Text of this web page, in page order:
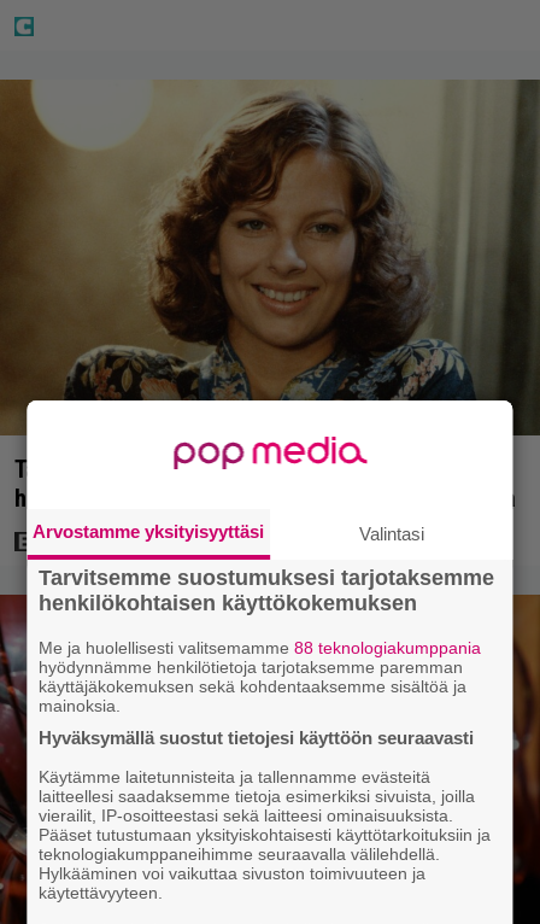
Tänän tv:ssä: Esko Salminen ja Satu Silvo tekevät
hienot pääroolit vuoden 1984 menestyselokuvassa
Arvostamme yksityisyyttäsi Valintasi
Tarvitsemme suostumuksesi tarjotaksemme
henkilökohtaisen käyttökokemuksen
Me ja huolellisesti valitsemamme88 teknologiakumppania
hyödynnämme henkilötietoja tarjotaksemme paremman
käyttäjäkokemuksen sekä kohdentaaksemme sisältöä ja
mainoksia.
Hyväksymällä suostut tietojesi käyttöön seuraavasti
Käytämme laitetunnisteita ja tallennamme evästeitä
laitteellesi saadaksemme tietoja esimerkiksi sivuista, joilla
vierailit, IP-osoitteestasi sekä laitteesi ominaisuuksista.
Pääset tutustumaan yksityiskohtaisesti käyttötarkoituksiin ja
teknologiakumppaneihimme seuraavalla välilehdellä.
Hylkääminen voi vaikuttaa sivuston toimivuuteen ja
käytettävyyteen.